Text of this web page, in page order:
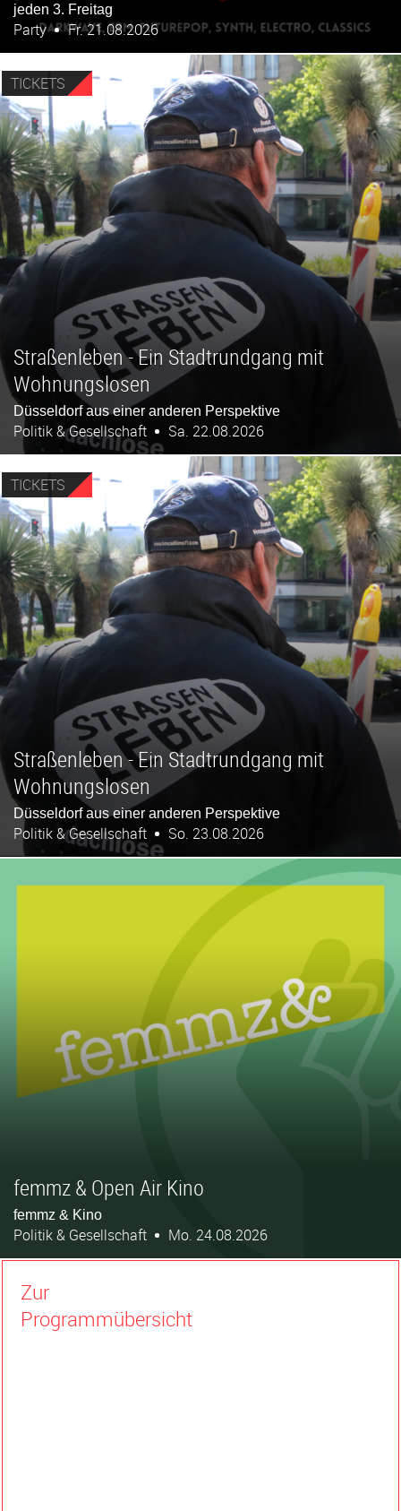
jeden 3. Freitag
Party Fr. 21.08.2026
TICKETS
Straßenleben - Ein Stadtrundgang mit
Wohnungslosen
Düsseldorf aus einer anderen Perspektive
Politik & Gesellschaft Sa. 22.08.2026
TICKETS
Straßenleben - Ein Stadtrundgang mit
Wohnungslosen
Düsseldorf aus einer anderen Perspektive
Politik & Gesellschaft So. 23.08.2026
femmz & Open Air Kino
femmz & Kino
Politik & Gesellschaft Mo. 24.08.2026
Zur
Programmübersicht